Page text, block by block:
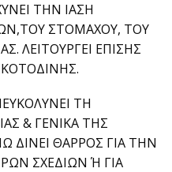
ΤΗΝ ΙΑΣΗ
ΣΤΟΜΑΧΟΥ, ΤΟΥ
ΛΕΙΤΟΥΡΓΕΙ ΕΠΙΣΗΣ
ΤΗ
& ΓΕΝΙΚΑ ΤΗΣ
ΔΙΝΕΙ ΘΑΡΡΟΣ ΓΙΑ ΤΗΝ
ΣΧΕΔΙΩΝ Ή ΓΙΑ